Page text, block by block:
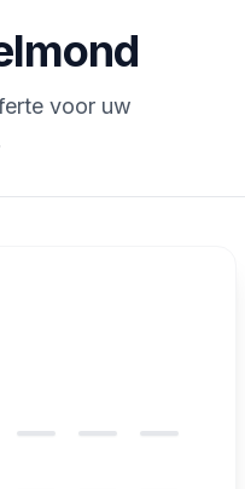
voor uw